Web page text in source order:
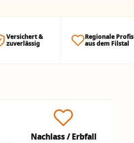
Versichert &
zuverlässig
Regionale Profis
aus dem Filstal
Nachlass / Erbfall